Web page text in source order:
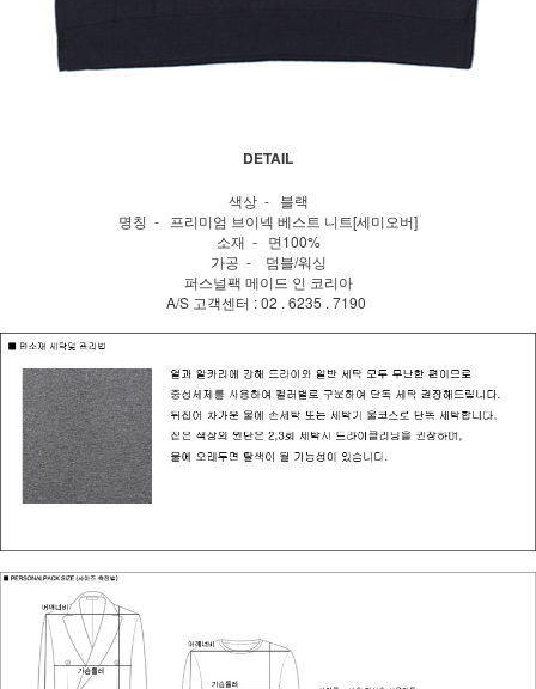
DETAIL
색상 - 블랙
명칭 - 프리미엄 브이넥 베스트 니트[세미오버]
소재 - 면100%
가공 - 덤블/워싱
퍼스널팩 메이드 인 코리아
A/S 고객센터 : 02 . 6235 . 7190